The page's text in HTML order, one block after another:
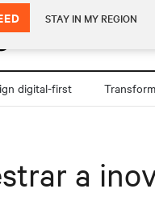
STAY IN MY REGION
digital-first
a